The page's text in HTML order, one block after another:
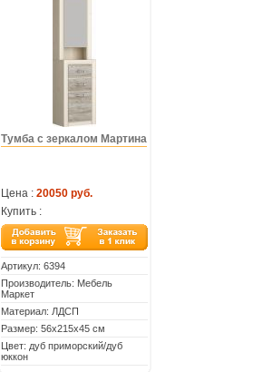
Тумба с зеркалом Мартина
Цена : 20050 руб.
Купить :
Артикул: 6394
Производитель: Мебель
Маркет
Материал: ЛДСП
Размер: 56х215х45 см
Цвет: дуб приморский/дуб
юккон